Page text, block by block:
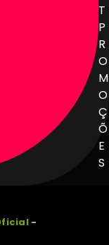
T
P
R
O
M
O
Ç
Õ
E
S
-